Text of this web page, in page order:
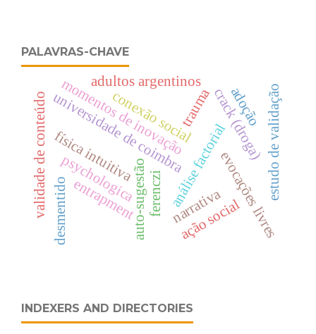
PALAVRAS-CHAVE
auto-sugestão
universidade de coimbra
psychologica análise factorial
narrativa
momentos de inovação
entrapment evocações livres
crack (droga)
validade de conteúdo conexão social
adultos argentinos
estudo de validação
ação social
ferenczi
trauma
desmentido
física intuitiva
adoção
INDEXERS AND DIRECTORIES